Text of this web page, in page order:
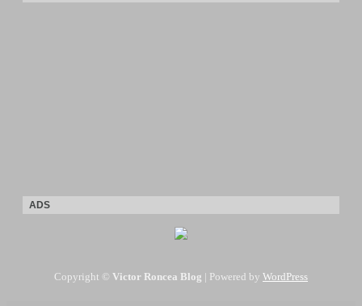
ADS
Copyright © Victor Roncea Blog | Powered by WordPress